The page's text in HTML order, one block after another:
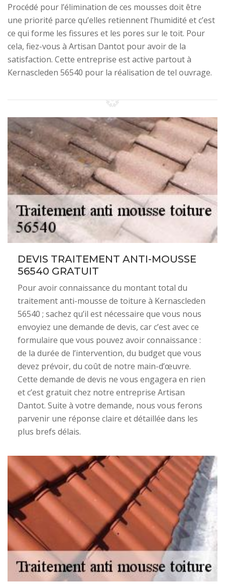
Procédé pour l’élimination de ces mousses doit être
une priorité parce qu’elles retiennent l’humidité et c’est
ce qui forme les fissures et les pores sur le toit. Pour
cela, fiez-vous à Artisan Dantot pour avoir de la
satisfaction. Cette entreprise est active partout à
Kernascleden 56540 pour la réalisation de tel ouvrage.
DEVIS TRAITEMENT ANTI-MOUSSE
56540 GRATUIT
Pour avoir connaissance du montant total du
traitement anti-mousse de toiture à Kernascleden
56540 ; sachez qu’il est nécessaire que vous nous
envoyiez une demande de devis, car c’est avec ce
formulaire que vous pouvez avoir connaissance :
de la durée de l’intervention, du budget que vous
devez prévoir, du coût de notre main-d’œuvre.
Cette demande de devis ne vous engagera en rien
et c’est gratuit chez notre entreprise Artisan
Dantot. Suite à votre demande, nous vous ferons
parvenir une réponse claire et détaillée dans les
plus brefs délais.